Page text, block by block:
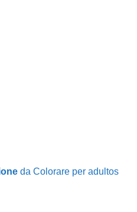
da Colorare per adultos